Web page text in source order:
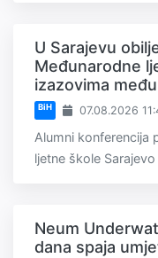
U Sarajevu
Međunarodne
izazovima
BiH 07.08.2026
Alumni konferencija
ljetne škole
Neum
dana spaja